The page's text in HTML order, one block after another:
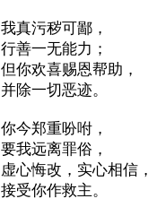
我真污秽可鄙，
行善一无能力；
但你欢喜赐恩帮助，
并除一切恶迹。
你今郑重吩咐，
要我远离罪俗，
虚心悔改，实心相信，
接受你作救主。